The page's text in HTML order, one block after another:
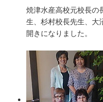
焼津水産高校元校長の
生、杉村校長先生、大
開きになりました。